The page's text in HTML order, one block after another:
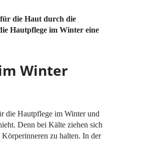
die Haut durch die
Hautpflege im Winter eine
Winter
die Hautpflege im Winter und
Denn bei Kälte ziehen sich
zu halten. In der